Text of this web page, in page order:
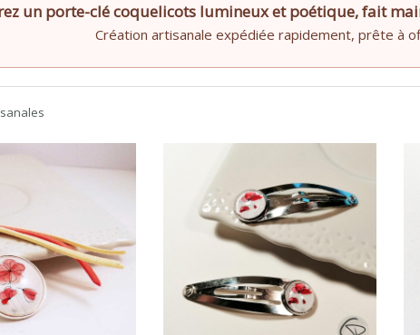
un porte-clé coquelicots lumineux et poétique, fait
Création artisanale expédiée rapidement, prête à